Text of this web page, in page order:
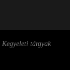
Kegyeleti tárgyak